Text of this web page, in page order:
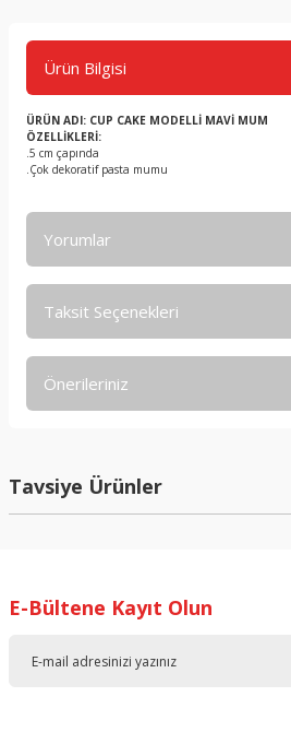
Ürün Bilgisi
ÜRÜN ADI: CUP CAKE MODELLİ MAVİ MUM
ÖZELLİKLERİ:
.5 cm çapında
.Çok dekoratif pasta mumu
Yorumlar
Taksit Seçenekleri
Önerileriniz
kullanarak tarafımıza iletebilirsiniz.
Görüş ve önerileriniz için teşekkür ederiz.
Ürün bilgilerinde hatalar bulunuyor.
Tavsiye Ürünler
E-Bültene Kayıt Olun